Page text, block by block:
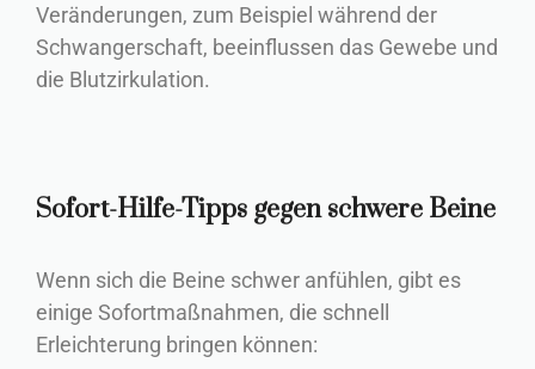
Veränderungen, zum Beispiel während der
Schwangerschaft, beeinflussen das Gewebe und
die Blutzirkulation.
Sofort-Hilfe-Tipps gegen schwere Beine
Wenn sich die Beine schwer anfühlen, gibt es
einige Sofortmaßnahmen, die schnell
Erleichterung bringen können: